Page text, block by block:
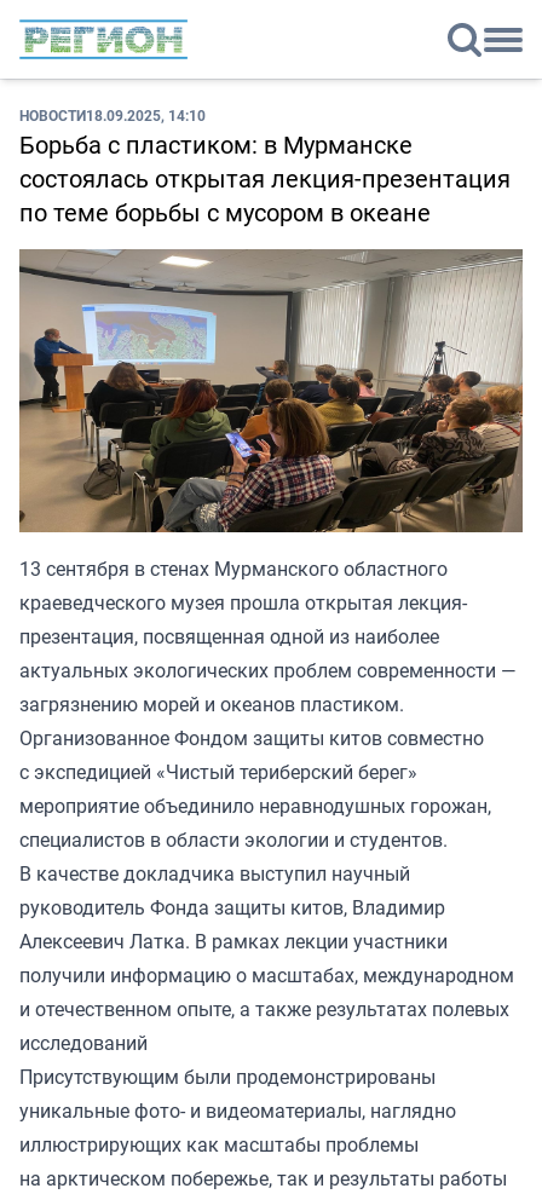
НОВОСТИ18.09.2025, 14:10
Борьба с пластиком: в Мурманске
состоялась открытая лекция-презентация
по теме борьбы с мусором в океане
13 сентября в стенах Мурманского областного
краеведческого музея прошла открытая лекция-
презентация, посвященная одной из наиболее
актуальных экологических проблем современности —
загрязнению морей и океанов пластиком.
Организованное Фондом защиты китов совместно
с экспедицией «Чистый териберский берег»
мероприятие объединило неравнодушных горожан,
специалистов в области экологии и студентов.
В качестве докладчика выступил научный
руководитель Фонда защиты китов, Владимир
Алексеевич Латка. В рамках лекции участники
получили информацию о масштабах, международном
и отечественном опыте, а также результатах полевых
исследований
Присутствующим были продемонстрированы
уникальные фото- и видеоматериалы, наглядно
иллюстрирующих как масштабы проблемы
на арктическом побережье, так и результаты работы